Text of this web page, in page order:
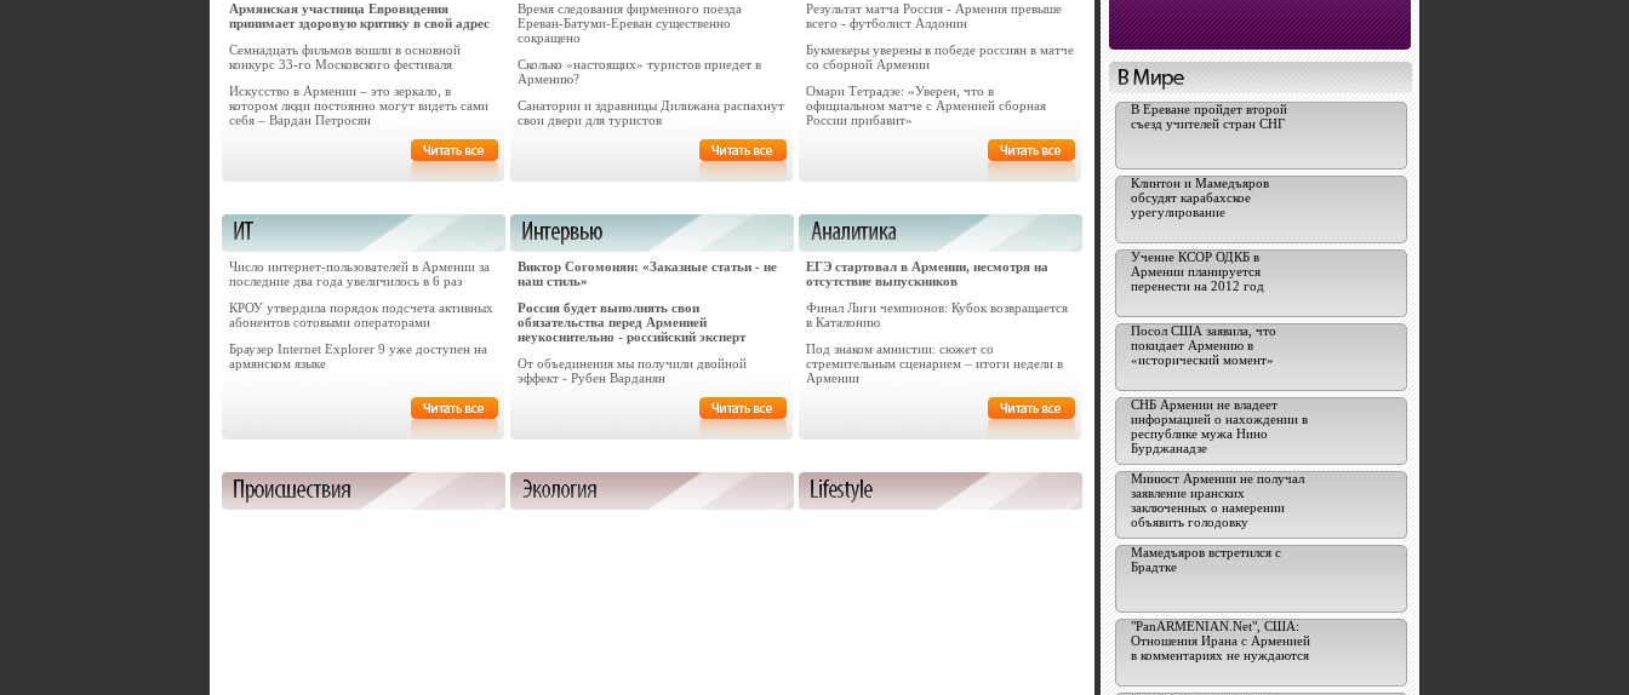
Армянская участница Евровидения
принимает здоровую критику в свой адрес
Семнадцать фильмов вошли в основной
конкурс 33-го Московского фестиваля
Искусство в Армении – это зеркало, в
котором люди постоянно могут видеть сами
себя – Вардан Петросян
Время следования фирменного поезда
Ереван-Батуми-Ереван существенно
сокращено
Сколько «настоящих» туристов приедет в
Армению?
Санатории и здравницы Дилижана распахнут
свои двери для туристов
Результат матча Россия - Армения превыше
всего - футболист Алдонин
Букмекеры уверены в победе россиян в матче
со сборной Армении
Омари Тетрадзе: «Уверен, что в
официальном матче с Арменией сборная
России прибавит»
Число интернет-пользователей в Армении за
последние два года увеличилось в 6 раз
КРОУ утвердила порядок подсчета активных
абонентов сотовыми операторами
Браузер Internet Explorer 9 уже доступен на
армянском языке
Виктор Согомонян: «Заказные статьи - не
наш стиль»
Россия будет выполнять свои
обязательства перед Арменией
неукоснительно - российский эксперт
От объединения мы получили двойной
эффект - Рубен Варданян
ЕГЭ стартовал в Армении, несмотря на
отсутствие выпускников
Финал Лиги чемпионов: Кубок возвращается
в Каталонию
Под знаком амнистии: сюжет со
стремительным сценарием – итоги недели в
Армении
В Ереване пройдет второй
съезд учителей стран СНГ
Клинтон и Мамедъяров
обсудят карабахское
урегулирование
Учение КСОР ОДКБ в
Армении планируется
перенести на 2012 год
Посол США заявила, что
покидает Армению в
«исторический момент»
СНБ Армении не владеет
информацией о нахождении в
республике мужа Нино
Бурджанадзе
Минюст Армении не получал
заявление иранских
заключенных о намерении
объявить голодовку
Мамедъяров встретился с
Брадтке
"PanARMENIAN.Net", США:
Отношения Ирана с Арменией
в комментариях не нуждаются